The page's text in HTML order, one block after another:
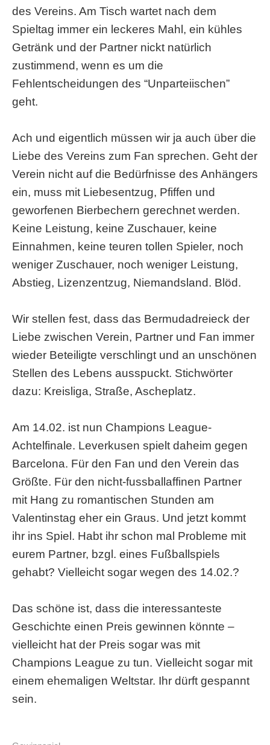
des Vereins. Am Tisch wartet nach dem
Spieltag immer ein leckeres Mahl, ein kühles
Getränk und der Partner nickt natürlich
zustimmend, wenn es um die
Fehlentscheidungen des “Unparteiischen”
geht.
Ach und eigentlich müssen wir ja auch über die
Liebe des Vereins zum Fan sprechen. Geht der
Verein nicht auf die Bedürfnisse des Anhängers
ein, muss mit Liebesentzug, Pfiffen und
geworfenen Bierbechern gerechnet werden.
Keine Leistung, keine Zuschauer, keine
Einnahmen, keine teuren tollen Spieler, noch
weniger Zuschauer, noch weniger Leistung,
Abstieg, Lizenzentzug, Niemandsland. Blöd.
Wir stellen fest, dass das Bermudadreieck der
Liebe zwischen Verein, Partner und Fan immer
wieder Beteiligte verschlingt und an unschönen
Stellen des Lebens ausspuckt. Stichwörter
dazu: Kreisliga, Straße, Ascheplatz.
Am 14.02. ist nun Champions League-
Achtelfinale. Leverkusen spielt daheim gegen
Barcelona. Für den Fan und den Verein das
Größte. Für den nicht-fussballaffinen Partner
mit Hang zu romantischen Stunden am
Valentinstag eher ein Graus. Und jetzt kommt
ihr ins Spiel. Habt ihr schon mal Probleme mit
eurem Partner, bzgl. eines Fußballspiels
gehabt? Vielleicht sogar wegen des 14.02.?
Das schöne ist, dass die interessanteste
Geschichte einen Preis gewinnen könnte –
vielleicht hat der Preis sogar was mit
Champions League zu tun. Vielleicht sogar mit
einem ehemaligen Weltstar. Ihr dürft gespannt
sein.